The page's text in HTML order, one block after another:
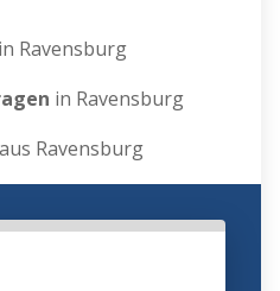
in Ravensburg
in Ravensburg
aus Ravensburg